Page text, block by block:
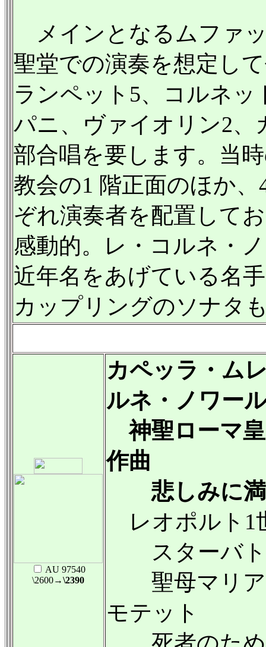
メインとなるムファ
聖堂での演奏を想定し
ランペット5、コルネ
パニ、ヴァイオリン2、
部合唱を要します。当
教会の1 階正面のほか
ぞれ演奏者を配置して
感動的。レ・コルネ・
近年名をあげている名
カップリングのソナタ
AU 97540
\2600→\2390
カペッラ・ム
ルネ・ノワー
神聖ローマ
作曲
悲しみに満
レオポルト1
スターバト
聖母マリア
モテット